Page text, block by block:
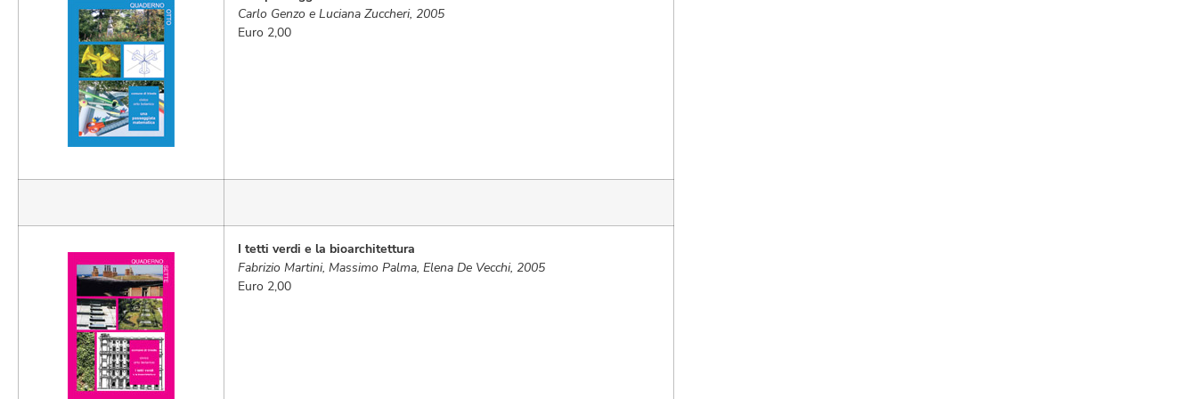
Carlo Genzo e Luciana Zuccheri, 2005
Euro 2,00
I tetti verdi e la bioarchitettura
Fabrizio Martini, Massimo Palma, Elena De Vecchi, 2005
Euro 2,00